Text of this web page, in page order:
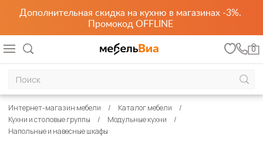
Дополнительная скидка на кухню в магазинах -3%.
Промокод OFFLINE
0
Интернет-магазин мебели
Каталог мебели
Кухни и столовые группы
Модульные кухни
Напольные и навесные шкафы